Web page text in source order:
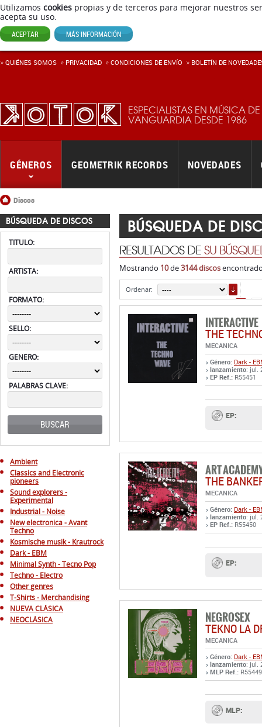
Utilizamos cookies propias y de terceros para mejorar nuestros
acepta su uso.
ACEPTAR MÁS INFORMACIÓN
ESPECIALISTAS EN MÚSICA DE
VANGUARDIA DESDE 1986
Inicio
Discos
GÉNEROS GEOMETRIK RECORDS NOVEDADES
QUIÉNES SOMOS PRIVACIDAD CONDICIONES DE ENVÍ­O BOLETÍN DE
BÚSQUEDA DE DISCOS
TITULO:
ARTISTA:
FORMATO:
SELLO:
GENERO:
PALABRAS CLAVE:
BUSCAR
Ambient
Classics and Electronic
pioneers
Sound explorers -
Experimental
Industrial - Noise
New electronica - Avant
Techno
Kosmische musik - Krautrock
Dark - EBM
Minimal Synth - Tecno Pop
Techno - Electro
Other genres
T-Shirts - Merchandising
NUEVA CLÁSICA
NEOCLÁSICA
BÚSQUEDA DE
RESULTADOS DESU
Mostrando 10de3144 discos
Ordenar:
13
INTERACTIVE
THE
MECANICA
Género: Dark -
lanzamiento: jul.
EP Ref.: R55451
EP:
ART
THE
MECANICA
Género: Dark -
lanzamiento: jul.
EP Ref.: R55450
EP:
NEGROSEX
TEKNO LA
MECANICA
Género: Dark -
lanzamiento: jul.
MLP Ref.: R55449
MLP: